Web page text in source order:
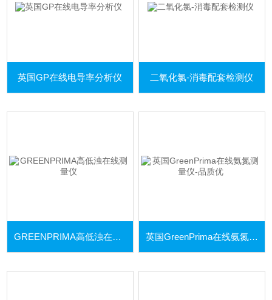
英国GP在线电导率分析仪 二氧化氯-消毒配套检测仪
GREENPRIMA高低浊在线测量仪 英国GreenPrima在线氨氮测量仪-品质优